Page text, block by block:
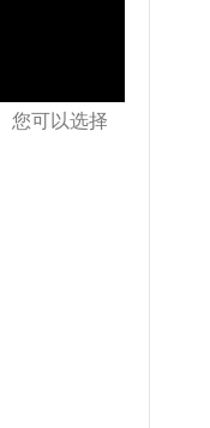
您可以选择